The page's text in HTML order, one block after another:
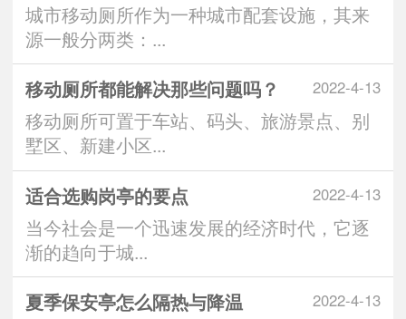
城市移动厕所作为一种城市配套设施，其来
源一般分两类：...
2022-4-13
移动厕所都能解决那些问题吗？
移动厕所可置于车站、码头、旅游景点、别
墅区、新建小区...
2022-4-13
适合选购岗亭的要点
当今社会是一个迅速发展的经济时代，它逐
渐的趋向于城...
2022-4-13
夏季保安亭怎么隔热与降温